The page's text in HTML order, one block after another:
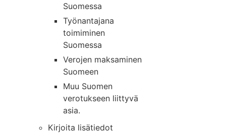
Suomessa
Työnantajana
toimiminen
Suomessa
Verojen maksaminen
Suomeen
Muu Suomen
verotukseen liittyvä
asia.
Kirjoita lisätiedot